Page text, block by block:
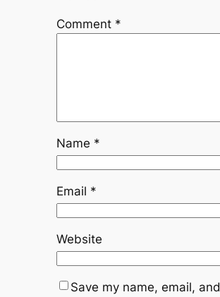
Comment *
Name *
Email *
Website
Save my name, email, and